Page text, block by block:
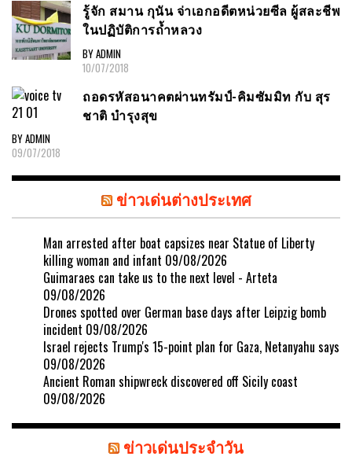
รู้จัก สมาน กุนัน จ่าเอกอดีตหน่วยซีล ผู้สละชีพ
ในปฏิบัติการถ้ำหลวง
BY ADMIN
10/07/2018
ถอดรหัสอนาคตผ่านทรัมป์-คิมซัมมิท กับ สุร
ชาติ บำรุงสุข
BY ADMIN
09/07/2018
ข่าวเด่นต่างประเทศ
Man arrested after boat capsizes near Statue of Liberty
killing woman and infant 09/08/2026
Guimaraes can take us to the next level - Arteta
09/08/2026
Drones spotted over German base days after Leipzig bomb
incident 09/08/2026
Israel rejects Trump's 15-point plan for Gaza, Netanyahu says
09/08/2026
Ancient Roman shipwreck discovered off Sicily coast
09/08/2026
ข่าวเด่นประจำวัน